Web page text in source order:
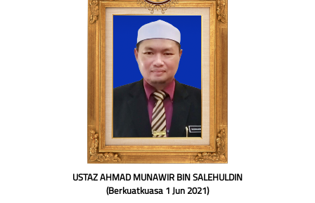
USTAZ AHMAD MUNAWIR BIN SALEHULDIN
(Berkuatkuasa 1 Jun 2021)